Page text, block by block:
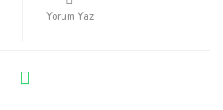
Yorum Yaz